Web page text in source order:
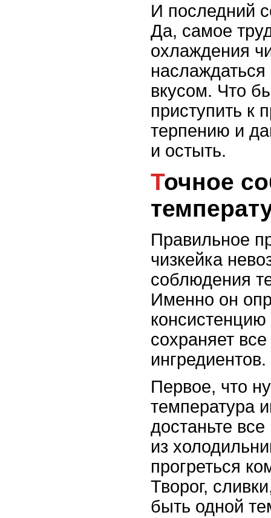
И последний
Да, самое
охлаждения
вкусом. Что
приступить к
терпению и
и остыть.
Точное соблюдение
Правильное
чизкейка
соблюдения
Именно он
сохраняет
ингредиентов.
Первое, что
температура
достаньте
из
прогреться
Творог,
быть одной